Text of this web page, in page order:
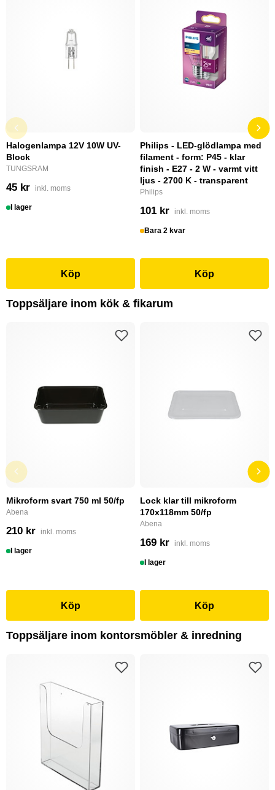
Halogenlampa 12V 10W UV-
Block
TUNGSRAM
45 kr inkl. moms
I lager
Köp
Philips - LED-glödlampa med
filament - form: P45 - klar
finish - E27 - 2 W - varmt vitt
ljus - 2700 K - transparent
Philips
101 kr inkl. moms
Bara 2 kvar
Köp
Toppsäljare inom kök & fikarum
Mikroform svart 750 ml 50/fp
Abena
210 kr inkl. moms
I lager
Köp
Lock klar till mikroform
170x118mm 50/fp
Abena
169 kr inkl. moms
I lager
Köp
Toppsäljare inom kontorsmöbler & inredning